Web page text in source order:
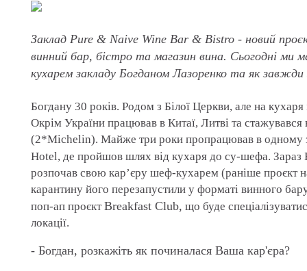
Заклад Pure & Naive Wine Bar & Bistro - новий
винний бар, бістро та магазин вина. Сьогодні ми
кухарем закладу Богданом Лазоренко та як завжди
Богдану 30 років. Родом з Білої Церкви, але на
Окрім України працював в Китаї, Литві та
(2*Michelin). Майже три роки пропрацював в одному
Hotel, де пройшов шлях від кухаря до су-шефа. Зараз
розпочав свою кар’єру шеф-кухарем (раніше проєкт
карантину його перезапустили у форматі винного
поп-ап проєктBreakfast Club, що буде
локації.
- Богдан, розкажіть як починалася Ваша кар'єра?